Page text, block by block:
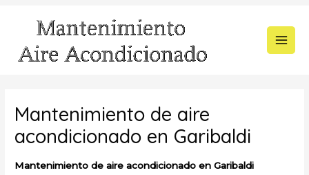
contenido
Mantenimiento de aire
acondicionado en Garibaldi
Mantenimiento de aire acondicionado en Garibaldi